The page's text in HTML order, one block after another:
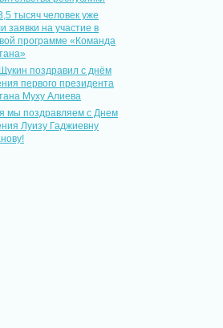
тысяч человек уже
заявки на участие в
программе «Команда
поздравил с днём
первого президента
Муху Алиева
мы поздравляем с Днем
Луизу Гаджиевну